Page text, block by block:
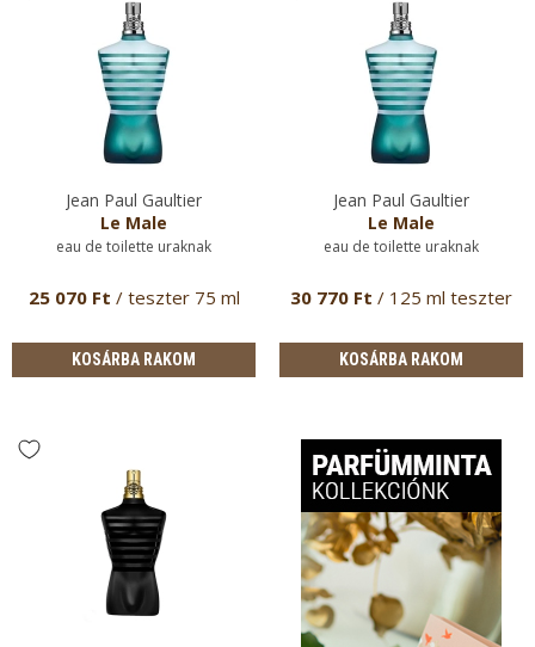
Jean Paul Gaultier
Le Male
eau de toilette uraknak
25 070 Ft / teszter 75 ml
KOSÁRBA RAKOM
Jean Paul Gaultier
Le Male
eau de toilette uraknak
30 770 Ft / 125 ml teszter
KOSÁRBA RAKOM